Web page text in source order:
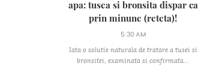
apa: tusea si bronsita dispar ca
prin minune (reteta)!
5:30 AM
Iata o solutie naturala de tratare a tusei si
bronsitei, examinata si confirmata...